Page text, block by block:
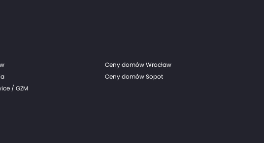
Ceny domów Wrocław
Ceny domów Sopot
/ GZM